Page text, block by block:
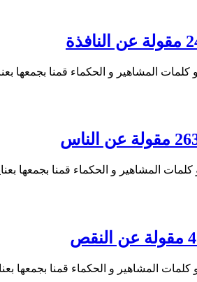
المشاهير و الحكماء قمنا بجمعها
المشاهير و الحكماء قمنا بجمعها بعناية
المشاهير و الحكماء قمنا بجمعها